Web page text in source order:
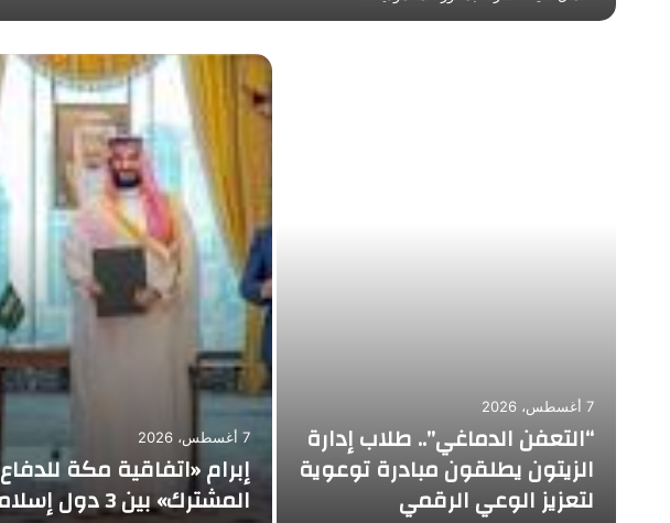
7 أغسطس، 2026
“التعفن الدماغي”.. طلاب إدارة
الزيتون يطلقون مبادرة توعوية
لتعزيز الوعي الرقمي
7 أغسطس، 2026
إبرام «اتفاقية مكة للدفاع
المشترك» بين 3 دول إسلامية